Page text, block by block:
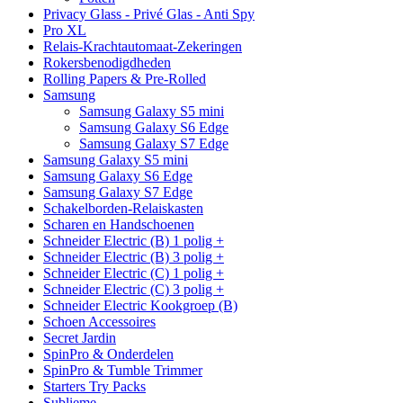
Privacy Glass - Privé Glas - Anti Spy
Pro XL
Relais-Krachtautomaat-Zekeringen
Rokersbenodigdheden
Rolling Papers & Pre-Rolled
Samsung
Samsung Galaxy S5 mini
Samsung Galaxy S6 Edge
Samsung Galaxy S7 Edge
Samsung Galaxy S5 mini
Samsung Galaxy S6 Edge
Samsung Galaxy S7 Edge
Schakelborden-Relaiskasten
Scharen en Handschoenen
Schneider Electric (B) 1 polig +
Schneider Electric (B) 3 polig +
Schneider Electric (C) 1 polig +
Schneider Electric (C) 3 polig +
Schneider Electric Kookgroep (B)
Schoen Accessoires
Secret Jardin
SpinPro & Onderdelen
SpinPro & Tumble Trimmer
Starters Try Packs